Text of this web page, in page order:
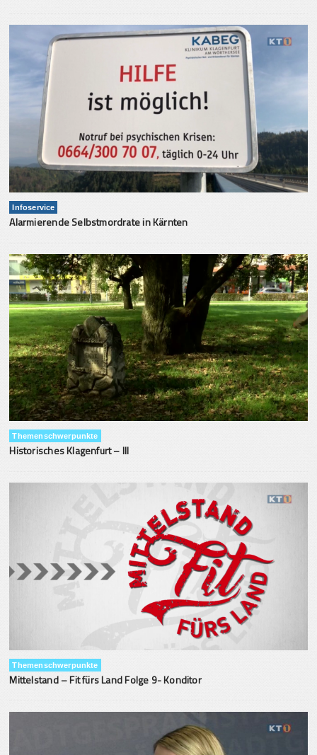
Infoservice
Alarmierende Selbstmordrate in Kärnten
Themenschwerpunkte
Historisches Klagenfurt – III
Themenschwerpunkte
Mittelstand – Fit fürs Land Folge 9- Konditor